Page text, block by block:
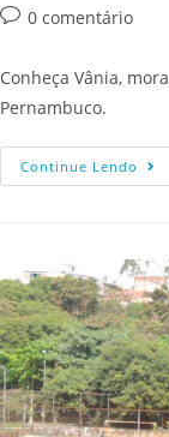
0 comentário
Conheça Vânia,
Pernambuco.
Continue Lendo